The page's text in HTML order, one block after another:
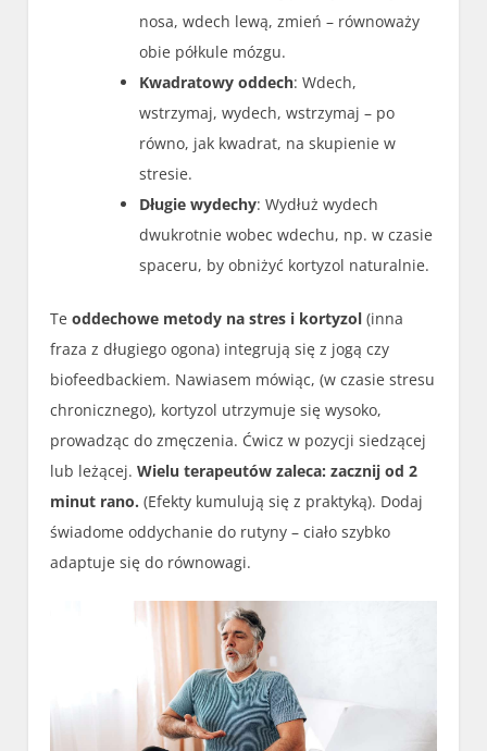
nosa, wdech lewą, zmień – równoważy
obie półkule mózgu.
Kwadratowy oddech: Wdech,
wstrzymaj, wydech, wstrzymaj – po
równo, jak kwadrat, na skupienie w
stresie.
Długie wydechy: Wydłuż wydech
dwukrotnie wobec wdechu, np. w czasie
spaceru, by obniżyć kortyzol naturalnie.
Teoddechowe metody na stres i kortyzol (inna
fraza z długiego ogona) integrują się z jogą czy
biofeedbackiem. Nawiasem mówiąc, (w czasie stresu
chronicznego), kortyzol utrzymuje się wysoko,
prowadząc do zmęczenia. Ćwicz w pozycji siedzącej
lub leżącej.Wielu terapeutów zaleca: zacznij od 2
minut rano. (Efekty kumulują się z praktyką). Dodaj
świadome oddychanie do rutyny – ciało szybko
adaptuje się do równowagi.